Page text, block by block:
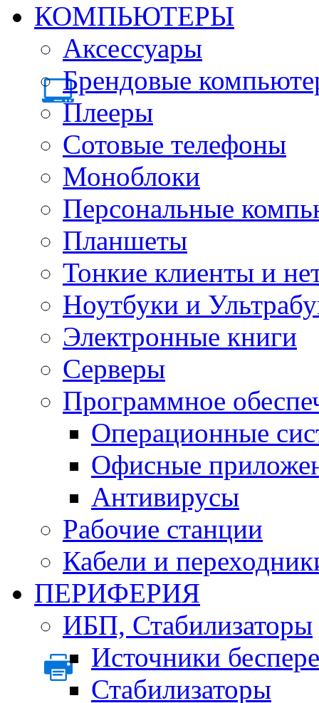
КОМПЬЮТЕРЫ
Аксессуары
Брендовые
Плееры
Сотовые телефоны
Моноблоки
Персональные
Планшеты
Тонкие клиенты и
Ноутбуки и
Электронные книги
Серверы
Программное
Операционные
Офисные
Антивирусы
Рабочие станции
Кабели и
ПЕРИФЕРИЯ
ИБП, Стабилизаторы
Источники
Стабилизаторы